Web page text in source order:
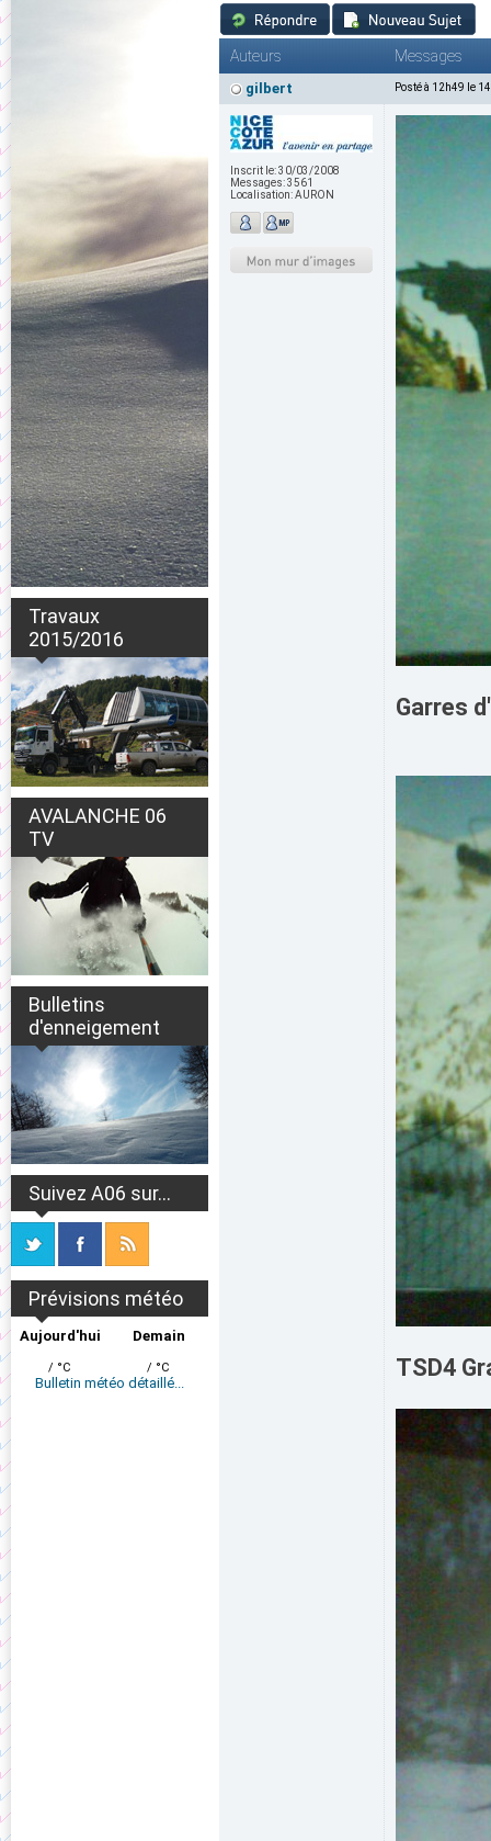
Travaux
2015/2016
AVALANCHE 06
TV
Bulletins
d'enneigement
Suivez A06 sur...
Prévisions météo
Aujourd'hui
/ °C
Demain
/ °C
Bulletin météo détaillé...
Auteurs Messages
gilbert Posté à 12h49 le
Inscrit le:30/03/2008
Messages:3561
Localisation:AURON
Garres
TSD4